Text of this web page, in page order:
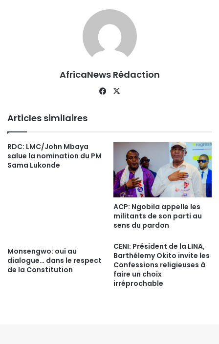
AfricaNews Rédaction
Fa
Articles similaires
RDC: LMC/John Mbaya
salue la nomination du PM
Sama Lukonde
ACP: Ngobila appelle les
militants de son parti au
sens du pardon
Monsengwo: oui au
dialogue… dans le respect
de la Constitution
CENI: Président de la LINA,
Barthélemy Okito invite les
Confessions religieuses à
faire un choix
irréprochable